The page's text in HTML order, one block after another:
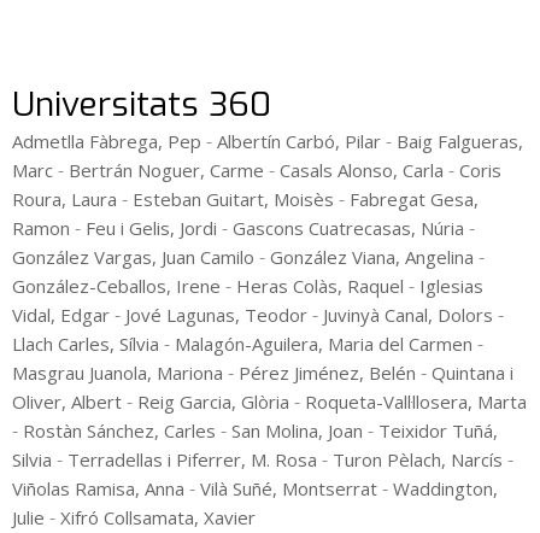
Universitats 360
Admetlla Fàbrega, Pep - Albertín Carbó, Pilar - Baig Falgueras,
Marc - Bertrán Noguer, Carme - Casals Alonso, Carla - Coris
Roura, Laura - Esteban Guitart, Moisès - Fabregat Gesa,
Ramon - Feu i Gelis, Jordi - Gascons Cuatrecasas, Núria -
González Vargas, Juan Camilo - González Viana, Angelina -
González-Ceballos, Irene - Heras Colàs, Raquel - Iglesias
Vidal, Edgar - Jové Lagunas, Teodor - Juvinyà Canal, Dolors -
Llach Carles, Sílvia - Malagón-Aguilera, Maria del Carmen -
Masgrau Juanola, Mariona - Pérez Jiménez, Belén - Quintana i
Oliver, Albert - Reig Garcia, Glòria - Roqueta-Vall·llosera, Marta
- Rostàn Sánchez, Carles - San Molina, Joan - Teixidor Tuñá,
Silvia - Terradellas i Piferrer, M. Rosa - Turon Pèlach, Narcís -
Viñolas Ramisa, Anna - Vilà Suñé, Montserrat - Waddington,
Julie - Xifró Collsamata, Xavier